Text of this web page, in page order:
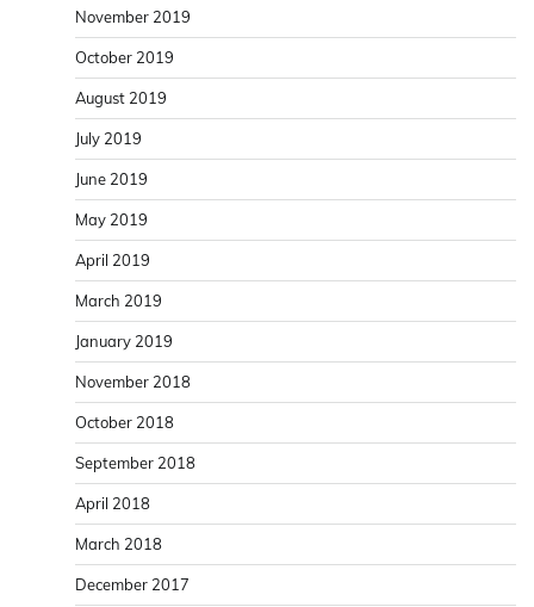
November 2019
October 2019
August 2019
July 2019
June 2019
May 2019
April 2019
March 2019
January 2019
November 2018
October 2018
September 2018
April 2018
March 2018
December 2017